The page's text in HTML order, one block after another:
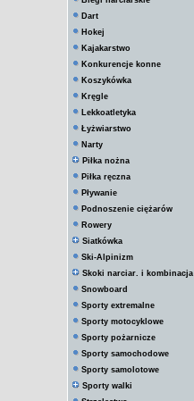
Dart
Hokej
Kajakarstwo
Konkurencje konne
Koszykówka
Kręgle
Lekkoatletyka
Łyżwiarstwo
Narty
Piłka nożna
Piłka ręczna
Pływanie
Podnoszenie ciężarów
Rowery
Siatkówka
Ski-Alpinizm
Skoki narciar. i kombinacja
Snowboard
Sporty extremalne
Sporty motocyklowe
Sporty pożarnicze
Sporty samochodowe
Sporty samolotowe
Sporty walki